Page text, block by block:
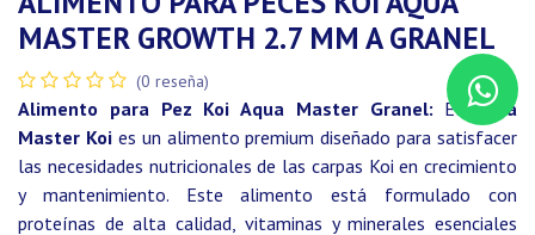
MASTER GROWTH 2.7 MM A GRANEL
(0 reseña)
Alimento para Pez Koi Aqua Master Granel: ElAqua
Master Koies un alimento premium diseñado para satisfacer
las necesidades nutricionales de las carpas Koi en crecimiento
y mantenimiento. Este alimento está formulado con
proteínas de alta calidad, vitaminas y minerales esenciales